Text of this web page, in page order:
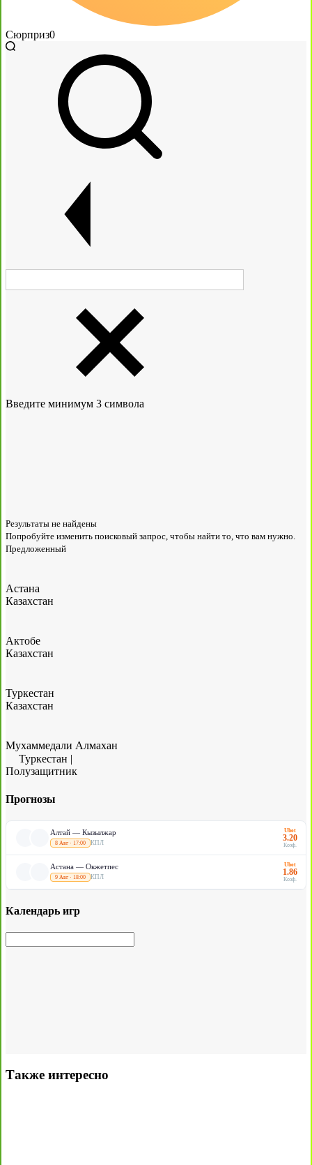
Сюрприз0
Введите минимум 3 символа
Результаты не найдены
Попробуйте изменить поисковый запрос, чтобы найти то, что вам нужно.
Предложенный
Астана
Казахстан
Актобе
Казахстан
Туркестан
Казахстан
Мухаммедали Алмахан
Туркестан |
Полузащитник
Прогнозы
Алтай — Кызылжар
8 Авг · 17:00 КПЛ
Ubet
3.20
Коэф.
Астана — Окжетпес
9 Авг · 18:00 КПЛ
Ubet
1.86
Коэф.
Календарь игр
Также интересно